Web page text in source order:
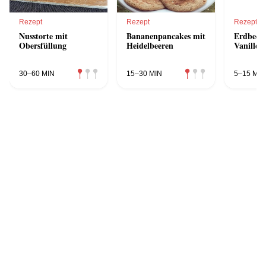
Rezept
Nusstorte mit
Obersfüllung
30–60 MIN
Rezept
Bananenpancakes mit
Heidelbeeren
15–30 MIN
Rezept
5–15 MIN